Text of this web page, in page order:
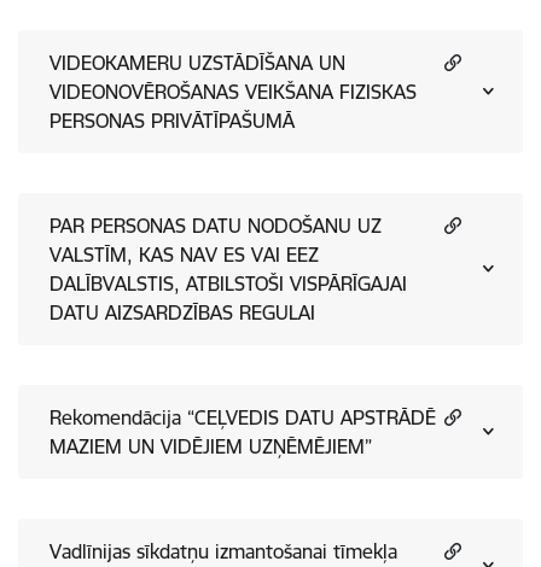
VIDEOKAMERU UZSTĀDĪŠANA UN
VIDEONOVĒROŠANAS VEIKŠANA FIZISKAS
PERSONAS PRIVĀTĪPAŠUMĀ
PAR PERSONAS DATU NODOŠANU UZ
VALSTĪM, KAS NAV ES VAI EEZ
DALĪBVALSTIS, ATBILSTOŠI VISPĀRĪGAJAI
DATU AIZSARDZĪBAS REGULAI
Rekomendācija “CEĻVEDIS DATU APSTRĀDĒ
MAZIEM UN VIDĒJIEM UZŅĒMĒJIEM”
Vadlīnijas sīkdatņu izmantošanai tīmekļa